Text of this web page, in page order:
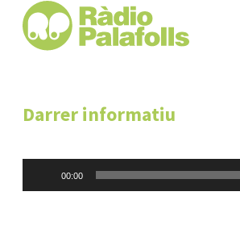
Darrer informatiu
00:00